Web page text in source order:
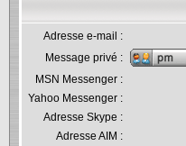
Adresse e-mail :
Message privé :
MSN Messenger :
Yahoo Messenger :
Adresse Skype :
Adresse AIM :